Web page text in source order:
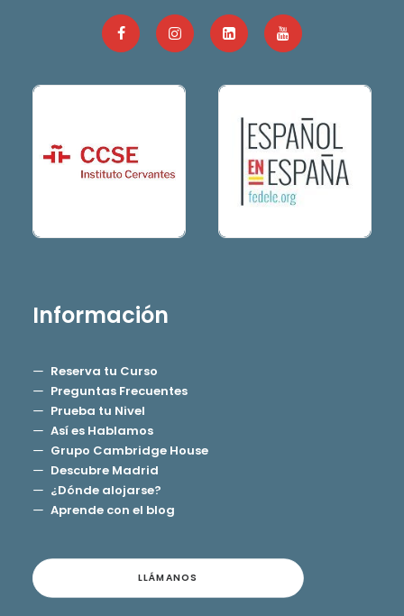
Información
Reserva tu Curso
Preguntas Frecuentes
Prueba tu Nivel
Así es Hablamos
Grupo Cambridge House
Descubre Madrid
¿Dónde alojarse?
Aprende con el blog
LLÁMANOS